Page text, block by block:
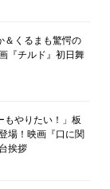
＆くるまも驚愕の
『チルド』初日舞
もやりたい！」板
場！映画『口に関
挨拶